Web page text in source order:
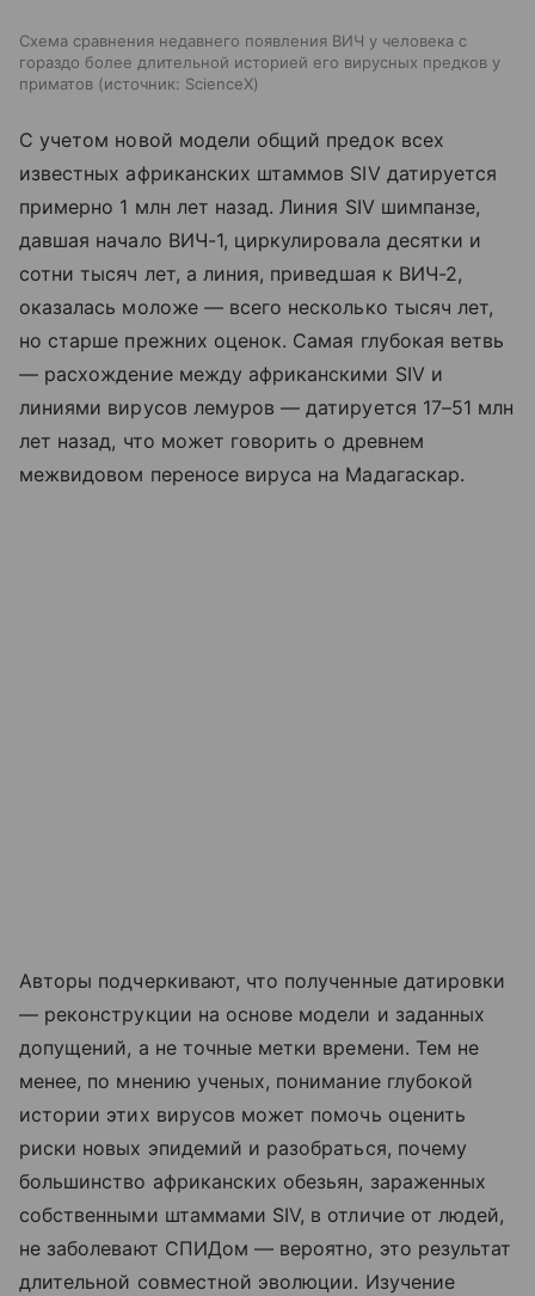
Схема сравнения недавнего появления ВИЧ у человека с
гораздо более длительной историей его вирусных предков у
приматов
источник: ScienceX
С учетом новой модели общий предок всех
известных африканских штаммов SIV датируется
примерно 1 млн лет назад. Линия SIV шимпанзе,
давшая начало ВИЧ-1, циркулировала десятки и
сотни тысяч лет, а линия, приведшая к ВИЧ-2,
оказалась моложе — всего несколько тысяч лет,
но старше прежних оценок. Самая глубокая ветвь
— расхождение между африканскими SIV и
линиями вирусов лемуров — датируется 17–51 млн
лет назад, что может говорить о древнем
межвидовом переносе вируса на Мадагаскар.
Авторы подчеркивают, что полученные датировки
— реконструкции на основе модели и заданных
допущений, а не точные метки времени. Тем не
менее, по мнению ученых, понимание глубокой
истории этих вирусов может помочь оценить
риски новых эпидемий и разобраться, почему
большинство африканских обезьян, зараженных
собственными штаммами SIV, в отличие от людей,
не заболевают СПИДом — вероятно, это результат
длительной совместной эволюции. Изучение